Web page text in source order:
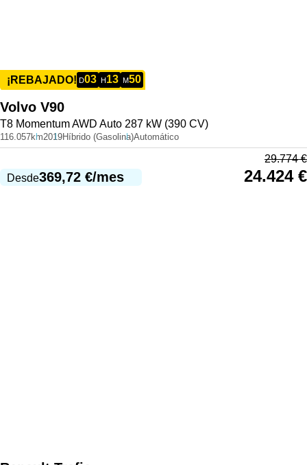
¡REBAJADO! D03 H 13 M50
Volvo V90
T8 Momentum AWD Auto 287 kW (390 CV)
116.057km2019Híbrido (Gasolina)Automático
Desde369,72 €/mes
29.774€
24.424 €